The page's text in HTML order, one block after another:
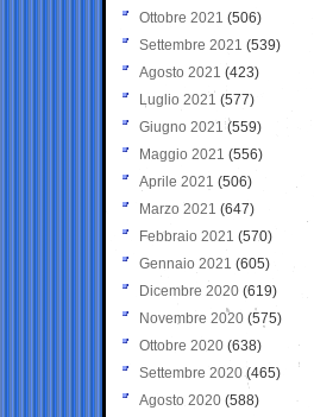
Ottobre 2021 (506)
Settembre 2021 (539)
Agosto 2021 (423)
Luglio 2021 (577)
Giugno 2021(559)
Maggio 2021 (556)
Aprile 2021 (506)
Marzo 2021 (647)
Febbraio 2021 (570)
Gennaio 2021 (605)
Dicembre 2020 (619)
Novembre 2020 (575)
Ottobre 2020 (638)
Settembre 2020(465)
Agosto 2020 (588)